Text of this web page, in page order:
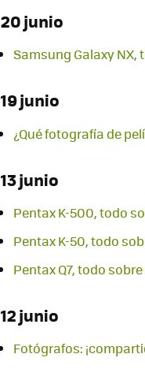
20 junio
Samsung Galaxy
19 junio
¿Qué fotografía de
13 junio
Pentax K-500, todo
Pentax K-50, todo
Pentax Q7, todo
12 junio
Fotógrafos: